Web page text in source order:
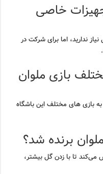
خاصی
ندارید، اما برای شرکت در
بازی ملوان
بازی های مختلف این باشگاه
برنده شد؟
می‌کند تا با زدن گل بیشتر،